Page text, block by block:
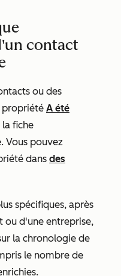
contact
ou des
propriété A été
la fiche
Vous pouvez
dans des
spécifiques, après
ou d'une entreprise,
la chronologie de
le nombre de